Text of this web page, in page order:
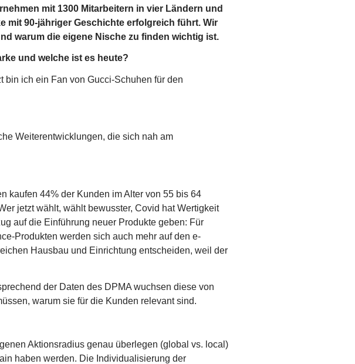
mit 1300 Mitarbeitern in vier Ländern und
mit 90-jähriger Geschichte erfolgreich führt. Wir
warum die eigene Nische zu finden wichtig ist.
und welche ist es heute?
bin ich ein Fan von Gucci-Schuhen für den
Weiterentwicklungen, die sich nah am
kaufen 44% der Kunden im Alter von 55 bis 64
jetzt wählt, wählt bewusster, Covid hat Wertigkeit
auf die Einführung neuer Produkte geben: Für
Produkten werden sich auch mehr auf den e-
Hausbau und Einrichtung entscheiden, weil der
der Daten des DPMA wuchsen diese von
warum sie für die Kunden relevant sind.
Aktionsradius genau überlegen (global vs. local)
haben werden. Die Individualisierung der